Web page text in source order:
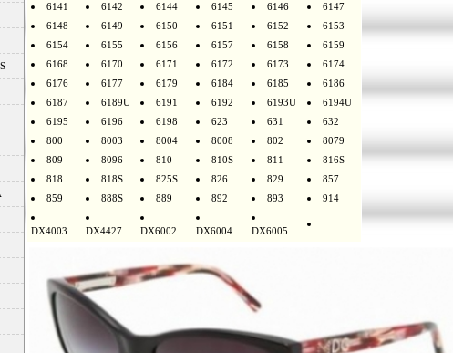
6141
6142 6144 6145 6146
6147
6148
6149 6150 6151 6152
6153
6154
6155 6156 6157 6158
6159
6168
6170 6171 6172 6173
6174
6176
6177 6179 6184 6185
6186
6187
6189U 6191 6192 6193U
6194U
6195
6196 6198 623 631
632
800
8003 8004 8008 802
8079
809
8096 810 810S 811
816S
818
818S 825S 826 829
857
859
888S 889 892 893 914
DX4003 DX4427 DX6002 DX6004 DX6005